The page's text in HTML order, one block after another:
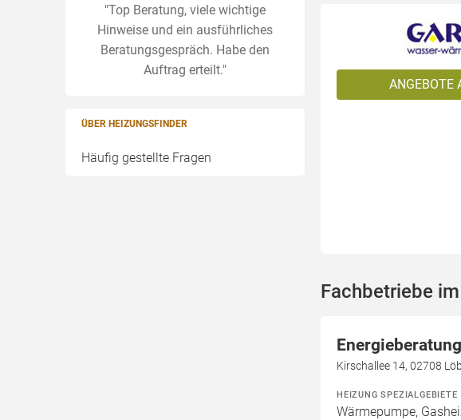
"Top Beratung, viele wichtige
Hinweise und ein ausführliches
Beratungsgespräch. Habe den
Auftrag erteilt."
ÜBER HEIZUNGSFINDER
Häufig gestellte Fragen
ANGEBOTE
Fachbetriebe
Kirschallee 14, 02708
HEIZUNG SPEZIALGEBIETE
Wärmepumpe,